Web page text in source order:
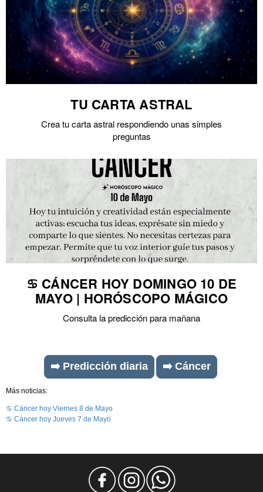
TU CARTA ASTRAL
Crea tu carta astral respondiendo unas simples
preguntas
♋ CÁNCER HOY DOMINGO 10 DE
MAYO | HORÓSCOPO MÁGICO
Consulta la predicción para mañana
➡️ Predicción diaria ➡️ Cáncer
Más noticias:
♋ Cáncer hoy Viernes 8 de Mayo
♋ Cáncer hoy Jueves 7 de Mayo